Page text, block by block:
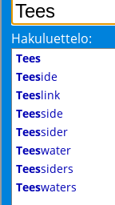
Hakuluettelo:
Tees
Teeside
Teeslink
Teesside
Teessider
Teeswater
Teessiders
Teeswaters